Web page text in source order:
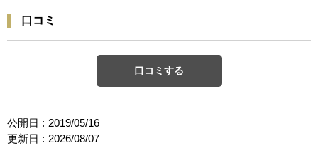
口コミ
口コミする
公開日 : 2019/05/16
更新日 : 2026/08/07